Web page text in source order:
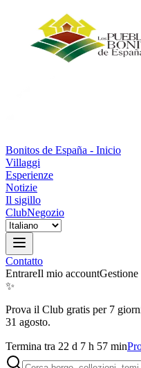
Bonitos de España - Inicio
Villaggi
Esperienze
Notizie
Il sigillo
ClubNegozio
Contatto
EntrareIl mio accountGestione
✨
Prova il Club gratis per 7
31 agosto.
Termina tra 22 d 7 h 57 min